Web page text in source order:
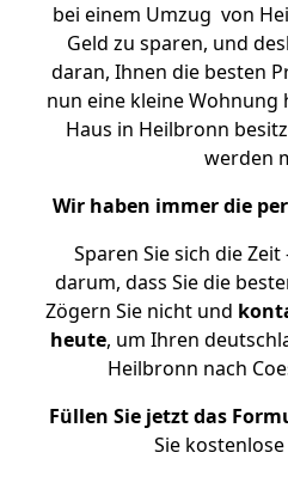
bei einem Umzug von
Geld zu sparen, und
daran, Ihnen die besten
nun eine kleine Wohnung
Haus in Heilbronn
werden
Wir haben immer die
Sparen Sie sich die
darum, dass Sie die
Zögern Sie nicht und
heute, um Ihren
Heilbronn nach
Füllen Sie jetzt das
Sie